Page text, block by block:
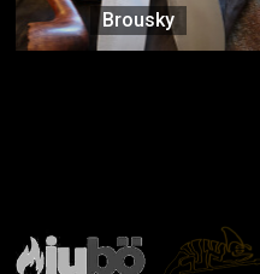
Brousky